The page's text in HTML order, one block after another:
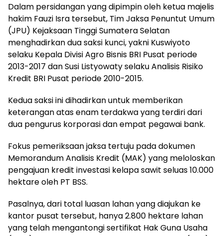
Dalam persidangan yang dipimpin oleh ketua majelis
hakim Fauzi Isra tersebut, Tim Jaksa Penuntut Umum
(JPU) Kejaksaan Tinggi Sumatera Selatan
menghadirkan dua saksi kunci, yakni Kuswiyoto
selaku Kepala Divisi Agro Bisnis BRI Pusat periode
2013-2017 dan Susi Listyowaty selaku Analisis Risiko
Kredit BRI Pusat periode 2010-2015.
Kedua saksi ini dihadirkan untuk memberikan
keterangan atas enam terdakwa yang terdiri dari
dua pengurus korporasi dan empat pegawai bank.
Fokus pemeriksaan jaksa tertuju pada dokumen
Memorandum Analisis Kredit (MAK) yang meloloskan
pengajuan kredit investasi kelapa sawit seluas 10.000
hektare oleh PT BSS.
Pasalnya, dari total luasan lahan yang diajukan ke
kantor pusat tersebut, hanya 2.800 hektare lahan
yang telah mengantongi sertifikat Hak Guna Usaha